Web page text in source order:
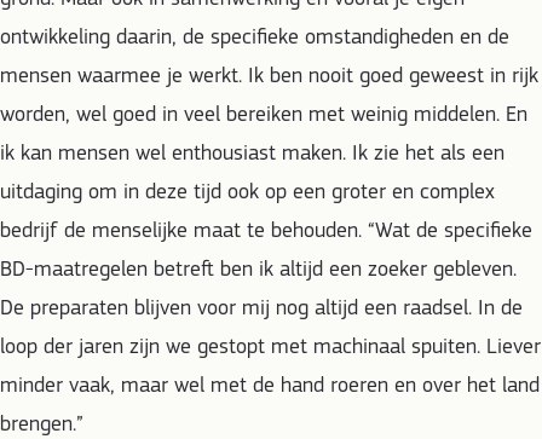
ontwikkeling daarin, de specifieke omstandigheden en de
mensen waarmee je werkt. Ik ben nooit goed geweest in rijk
worden, wel goed in veel bereiken met weinig middelen. En
ik kan mensen wel enthousiast maken. Ik zie het als een
uitdaging om in deze tijd ook op een groter en complex
bedrijf de menselijke maat te behouden. “Wat de specifieke
BD-maatregelen betreft ben ik altijd een zoeker gebleven.
De preparaten blijven voor mij nog altijd een raadsel. In de
loop der jaren zijn we gestopt met machinaal spuiten. Liever
minder vaak, maar wel met de hand roeren en over het land
brengen.”